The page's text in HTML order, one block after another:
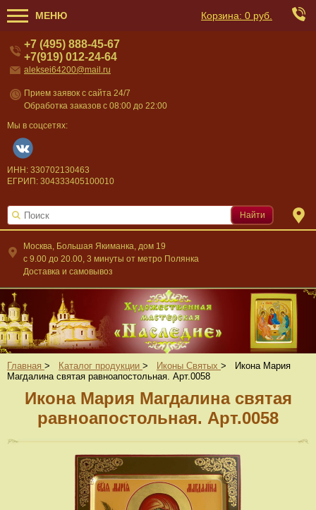
МЕНЮ Корзина: 0 руб.
Москва, Большая Якиманка, дом 19
c 9.00 до 20.00, 3 минуты от метро Полянка
Доставка и самовывоз
+7 (495) 888-45-67
+7(919) 012-24-64
aleksei64200@mail.ru
Прием заявок с сайта 24/7
Обработка заказов с 08:00 до 22:00
Мы в соцсетях:
ИНН: 330702130463
ЕГРИП: 304333405100010
Найти
Главная > Каталог продукции > Иконы Святых >
Икона Мария
Магдалина святая равноапостольная. Арт.0058
Икона Мария Магдалина святая
равноапостольная. Арт.0058